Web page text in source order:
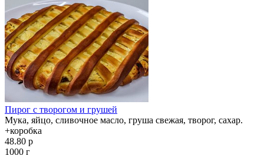
Пирог с творогом и грушей
Мука, яйцо, сливочное масло, груша свежая, творог, сахар.
+коробка
48.80 р
1000 г